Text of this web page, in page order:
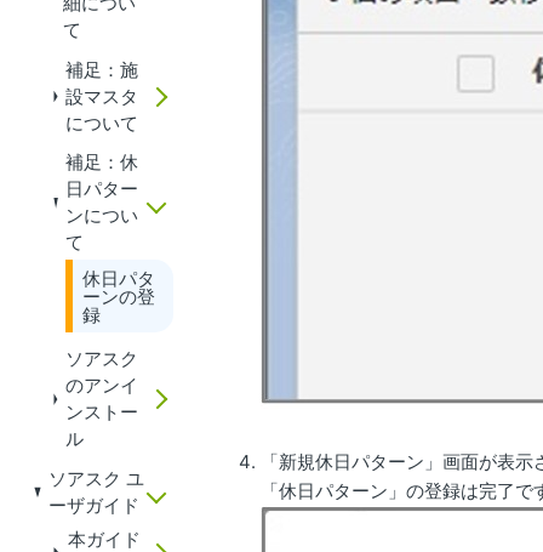
て
補足：施
設マスタ
について
補足：休
日パター
ンについ
て
休日パタ
ーンの登
録
ソアスク
のアンイ
ンストー
ル
ソアスク ユ
ーザガイド
本ガイド
「新規休日パターン」画面が表
「休日パターン」の登録は完了で